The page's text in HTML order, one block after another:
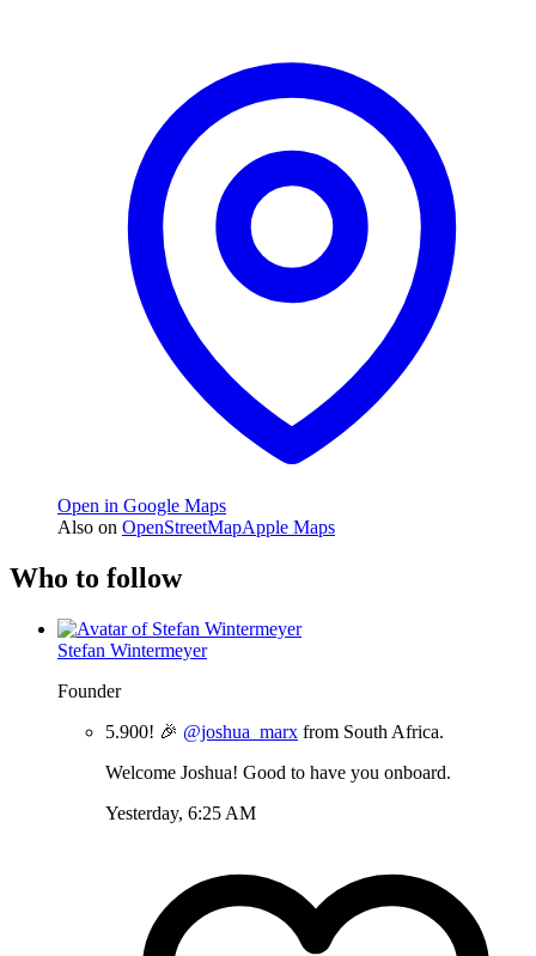
Open in Google Maps
Also on OpenStreetMapApple Maps
Who to follow
Stefan Wintermeyer
Founder
5.900! 🎉 @joshua_marx from South Africa.
Welcome Joshua! Good to have you onboard.
Yesterday, 6:25 AM